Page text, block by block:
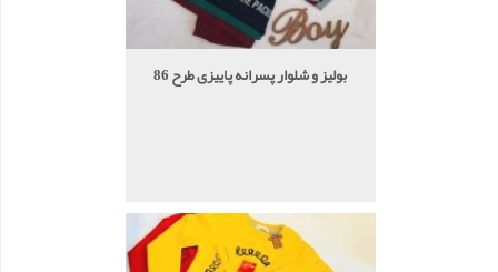
بولیز و شلوار پسرانه پاییزی طرح 86